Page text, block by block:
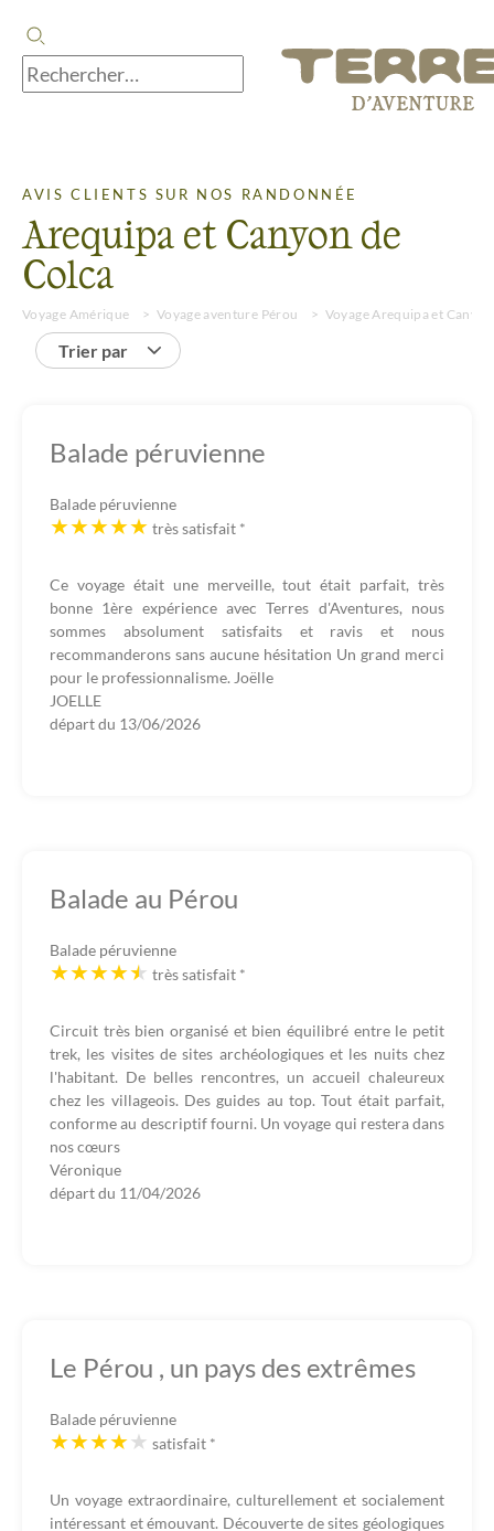
AVIS CLIENTS SUR NOS RANDONNÉE
Arequipa et Canyon de
Colca
Voyage Amérique Voyage aventure Pérou Voyage Arequipa et
Trier par
Balade péruvienne
Balade péruvienne
très satisfait *
Ce voyage était une merveille, tout était parfait, très
bonne 1ère expérience avec Terres d'Aventures, nous
sommes absolument satisfaits et ravis et nous
recommanderons sans aucune hésitation Un grand merci
pour le professionnalisme. Joëlle
JOELLE
départ du 13/06/2026
Balade au Pérou
Balade péruvienne
très satisfait *
Circuit très bien organisé et bien équilibré entre le petit
trek, les visites de sites archéologiques et les nuits chez
l'habitant. De belles rencontres, un accueil chaleureux
chez les villageois. Des guides au top. Tout était parfait,
conforme au descriptif fourni. Un voyage qui restera dans
nos cœurs
Véronique
départ du 11/04/2026
Le Pérou , un pays des extrêmes
Balade péruvienne
satisfait *
Un voyage extraordinaire, culturellement et socialement
intéressant et émouvant. Découverte de sites géologiques